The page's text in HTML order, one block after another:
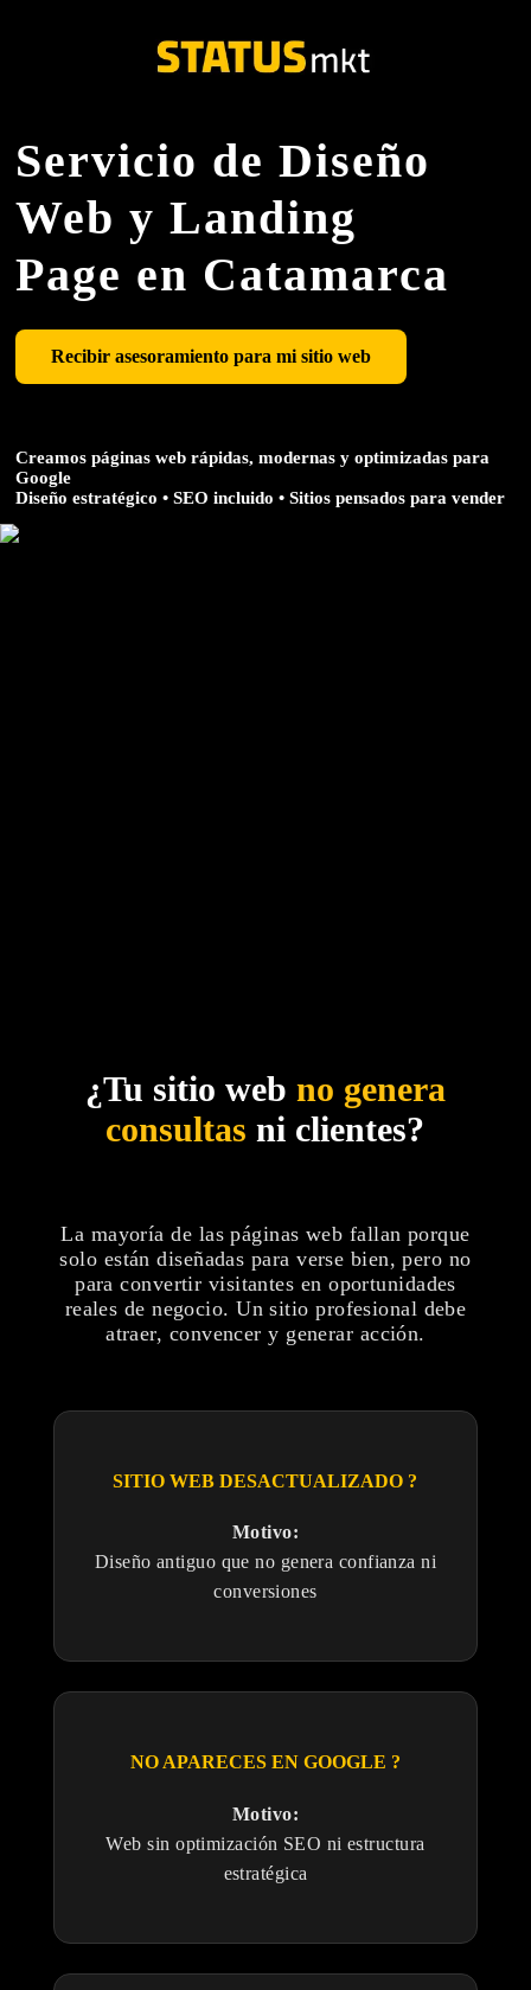
Servicio de Diseño
Web y Landing
Page en Catamarca
Recibir asesoramiento para mi sitio web
Creamos páginas web rápidas, modernas y optimizadas para
Google
Diseño estratégico • SEO incluido • Sitios pensados para vender
¿Tu sitio web no genera
consultas ni clientes?
La mayoría de las páginas web fallan porque
solo están diseñadas para verse bien, pero no
para convertir visitantes en oportunidades
reales de negocio. Un sitio profesional debe
atraer, convencer y generar acción.
SITIO WEB DESACTUALIZADO ?
Motivo:
Diseño antiguo que no genera confianza ni
conversiones
NO APARECES EN GOOGLE ?
Motivo:
Web sin optimización SEO ni estructura
estratégica